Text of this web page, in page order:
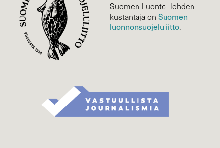
Suomen Luonto -lehden
kustantaja on Suomen
luonnonsuojelu­liitto.